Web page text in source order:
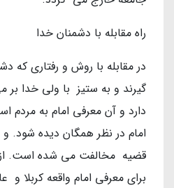
راه مقابله با دشمنان خدا
در مقابله با روش و رفتاری که
گیرند و به ستیز با ولی خدا
دارد و آن معرفی امام به مردم
امام در نظر همگان دیده شود. و
قضیه مخالفت می شده است. از
برای معرفی امام واقعه کربلا